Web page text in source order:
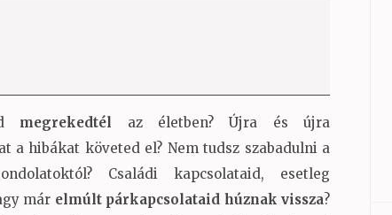
megrekedtél
az életben? Újra és újra
a hibákat követed el? Nem tudsz szabadulni a
Családi kapcsolataid, esetleg
már elmúlt párkapcsolataid húznak vissza?